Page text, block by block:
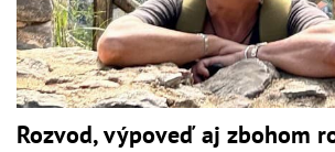
Rozvod, výpoveď aj zbohom